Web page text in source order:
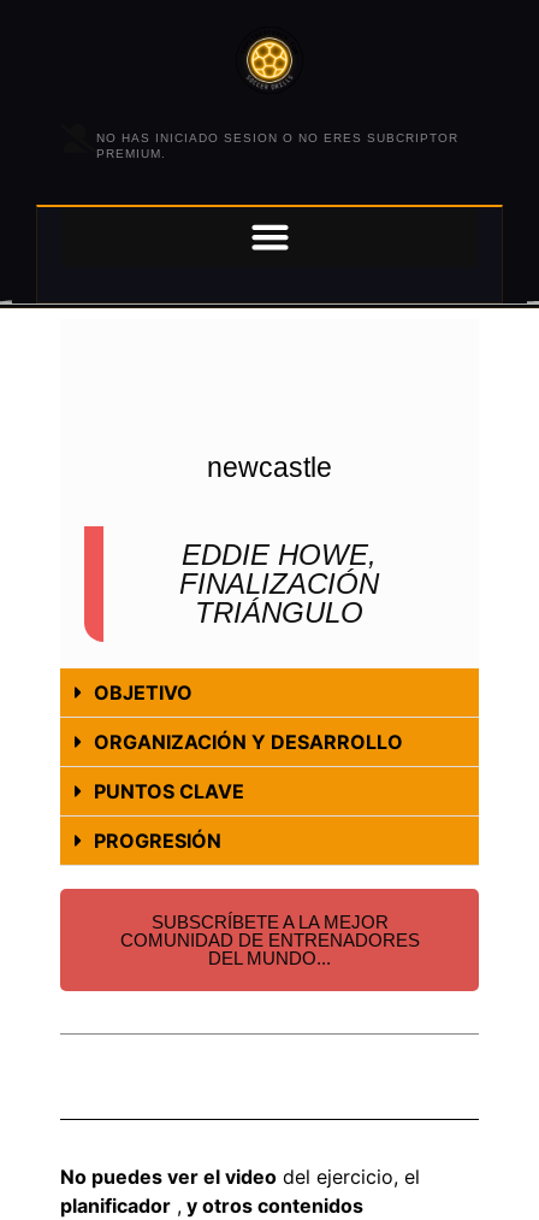
NO HAS INICIADO SESION O NO ERES SUBCRIPTOR
PREMIUM.
newcastle
EDDIE HOWE,
FINALIZACIÓN
TRIÁNGULO
OBJETIVO
ORGANIZACIÓN Y DESARROLLO
PUNTOS CLAVE
PROGRESIÓN
SUBSCRÍBETE A LA MEJOR
COMUNIDAD DE ENTRENADORES
DEL MUNDO...
No puedes ver el video del ejercicio, el
planificador , y otros contenidos